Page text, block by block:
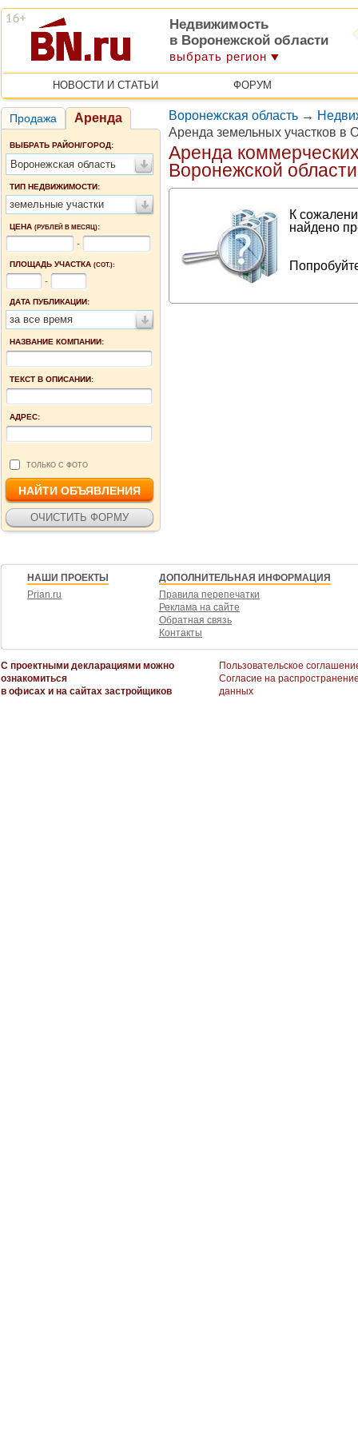
Недвижимость
в Воронежской области
выбрать регион
НОВОСТИ И СТАТЬИ ФОРУМ
Продажа Аренда
ВЫБРАТЬ РАЙОН/ГОРОД:
Воронежская область
ТИП НЕДВИЖИМОСТИ:
земельные участки
ЦЕНА (РУБЛЕЙ В МЕСЯЦ):
-
ПЛОЩАДЬ УЧАСТКА (СОТ.):
-
ДАТА ПУБЛИКАЦИИ:
за все время
НАЗВАНИЕ КОМПАНИИ:
ТЕКСТ В ОПИСАНИИ:
АДРЕС:
ТОЛЬКО С ФОТО
Воронежская область →
Аренда земельных участков в
Аренда
Воронежской области
К
найдено
НАШИ ПРОЕКТЫ
Prian.ru
ДОПОЛНИТЕЛЬНАЯ ИНФОРМАЦИЯ
Правила перепечатки
Реклама на сайте
Обратная связь
Контакты
С проектными декларациями можно
ознакомиться
в офисах и на сайтах застройщиков
Пользовательское
Согласие на
данных